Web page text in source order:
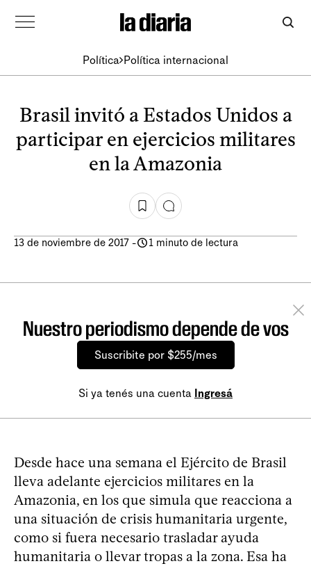
Política Política internacional
Brasil invitó a Estados Unidos a
participar en ejercicios militares
en la Amazonia
13 de noviembre de 2017 - 1 minuto de lectura
Nuestro periodismo depende de vos
Suscribite por $255/mes
Si ya tenés una cuenta Ingresá
Desde hace una semana el Ejército de Brasil
lleva adelante ejercicios militares en la
Amazonia, en los que simula que reacciona a
una situación de crisis humanitaria urgente,
como si fuera necesario trasladar ayuda
humanitaria o llevar tropas a la zona. Esa ha